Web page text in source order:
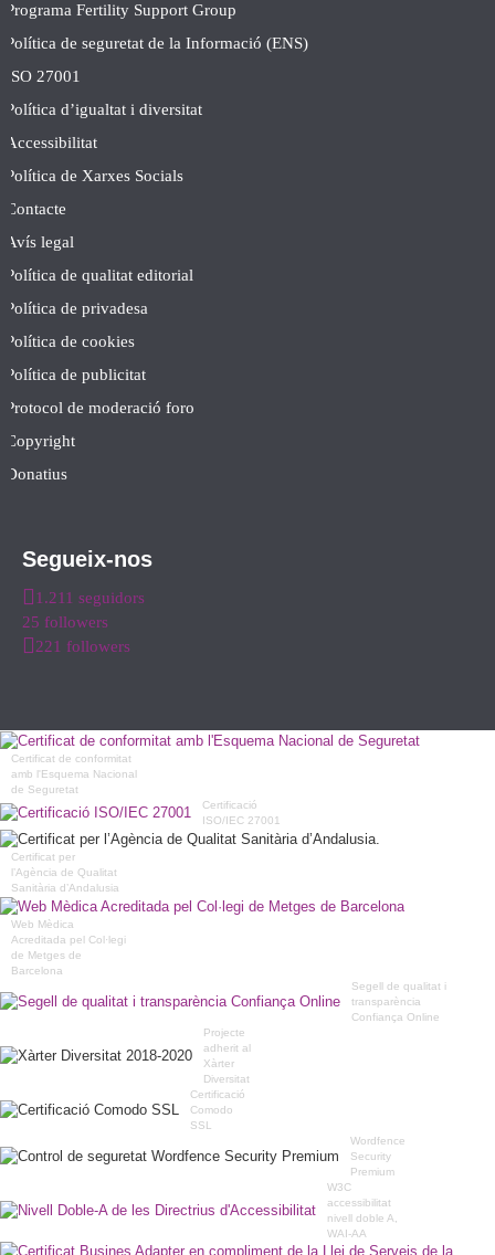
Programa Fertility Support Group
Política de seguretat de la Informació (ENS)
ISO 27001
Política d’igualtat i diversitat
Accessibilitat
Política de Xarxes Socials
Contacte
Avís legal
Política de qualitat editorial
Política de privadesa
Política de cookies
Política de publicitat
Protocol de moderació foro
Copyright
Donatius
Segueix-nos
1.211 seguidors
25 followers
221 followers
Certificat de conformitat
amb l'Esquema Nacional
de Seguretat
Certificació
ISO/IEC 27001
Certificat per
l’Agència de Qualitat
Sanitària d’Andalusia
Web Mèdica
Acreditada pel Col·legi
de Metges de
Barcelona
Segell de qualitat i
transparència
Confiança Online
Projecte
adherit al
Xàrter
Diversitat
Certificació
Comodo
SSL
Wordfence
Security
Premium
W3C
accessibilitat
nivell doble A,
WAI-AA